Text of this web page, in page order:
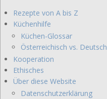
Rezepte von A bis Z
Küchenhilfe
Küchen-Glossar
Österreichisch vs. Deutsch
Kooperation
Ethisches
Über diese Website
Datenschutzerklärung